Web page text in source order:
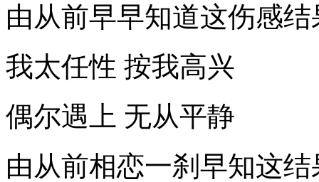
由从前早早知道这伤感结
我太任性 按我高兴
偶尔遇上 无从平静
由从前相恋一刹早知这结